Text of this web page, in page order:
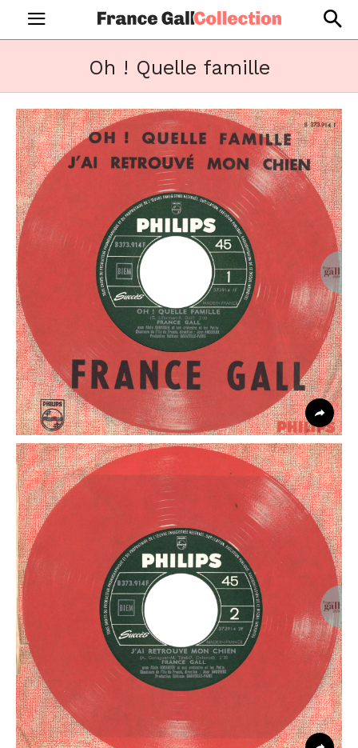
Oh ! Quelle famille